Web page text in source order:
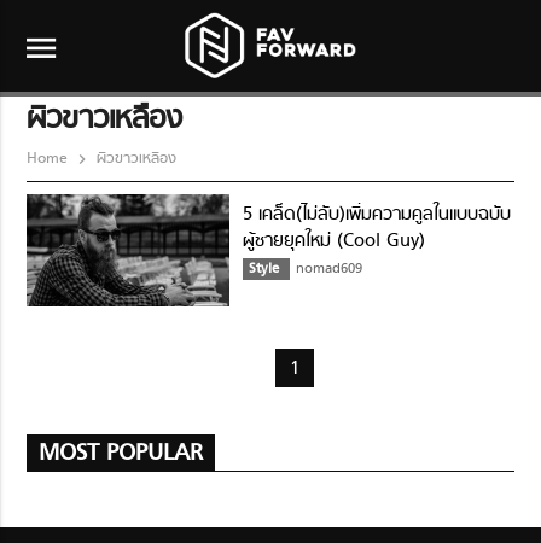
menu
ผิวขาวเหลือง
Home ผิวขาวเหลือง
5 เคล็ด(ไม่ลับ)เพิ่มความคูลในแบบฉบับ
ผู้ชายยุคใหม่ (Cool Guy)
Style nomad609
1
MOST POPULAR